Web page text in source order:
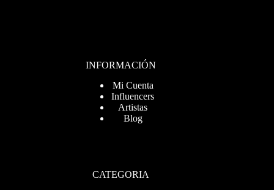
INFORMACIÓN
Mi Cuenta
Influencers
Artistas
Blog
CATEGORIA